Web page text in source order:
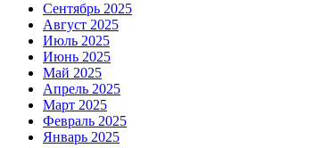
Сентябрь 2025
Август 2025
Июль 2025
Июнь 2025
Май 2025
Апрель 2025
Март 2025
Февраль 2025
Январь 2025